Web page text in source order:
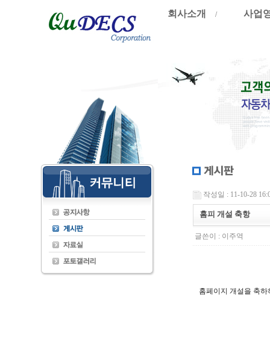
회사소개 / 사업
작성일 : 11-10-28
홈피 개설 축항
글쓴이 : 이주역
홈페이지 개설을 축